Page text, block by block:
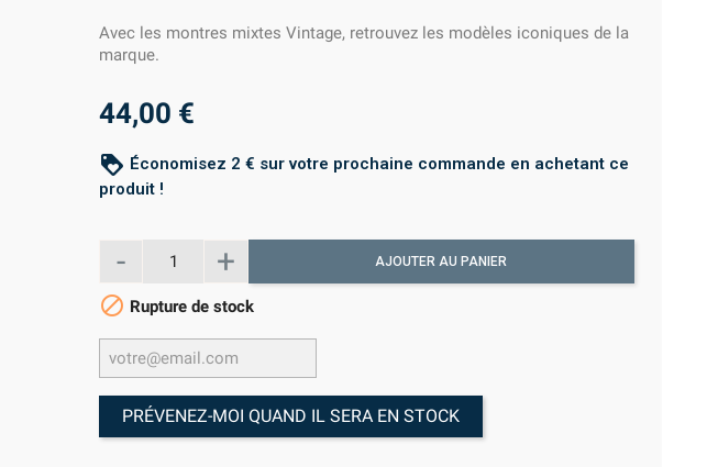
Avec les montres mixtes Vintage, retrouvez les modèles iconiques de la
marque.
44,00 €
loyalty Économisez 2 € sur votre prochaine commande en achetant ce
produit !
AJOUTER AU PANIER
 Rupture de stock
PRÉVENEZ-MOI QUAND IL SERA EN STOCK